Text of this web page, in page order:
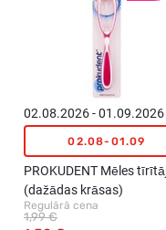
02.08.2026 - 01.09.2026
02.08-01.09
PROKUDENT Mēles
(dažādas krāsas)
Regulārā cena
1,99 €